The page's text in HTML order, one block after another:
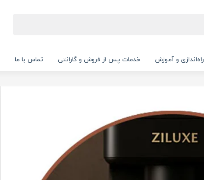
راه‌اندازی و آموزش خدمات پس از فروش و گارانتی تماس با ما